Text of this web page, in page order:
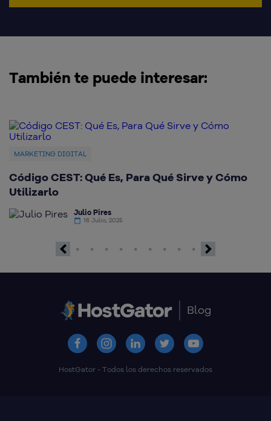
También te puede interesar:
MARKETING DIGITAL
Código CEST: Qué Es, Para Qué Sirve y Cómo
Utilizarlo
Julio Pires
16 Julio, 2025
Blog
HostGator - Todos los derechos reservados